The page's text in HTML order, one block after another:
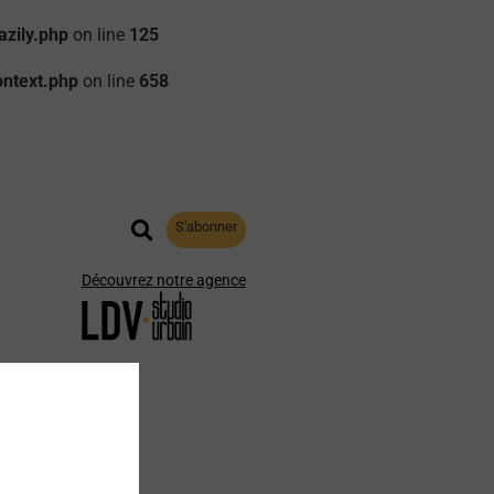
on line 125
on line 658
S'abonner
Découvrez notre agence